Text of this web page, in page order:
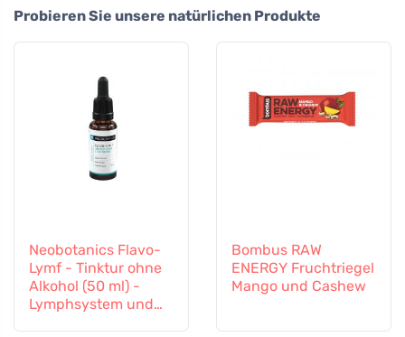
Probieren Sie unsere natürlichen Produkte
Neobotanics Flavo-
Lymf - Tinktur ohne
Alkohol (50 ml) -
Lymphsystem und
Bombus RAW
ENERGY Fruchtriegel
Mango und Cashew